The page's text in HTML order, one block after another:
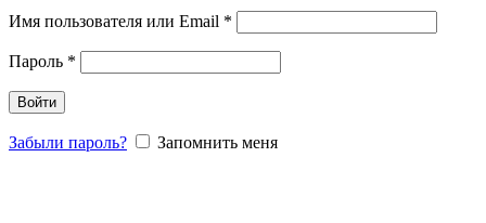
Имя пользователя или Email *
Пароль *
Войти
Забыли пароль? Запомнить меня